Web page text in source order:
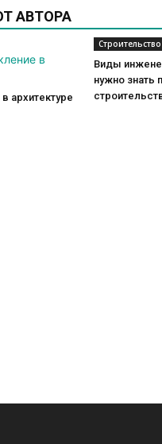
АВТОРА
архитектуре
Строительство
Виды
нужно знать